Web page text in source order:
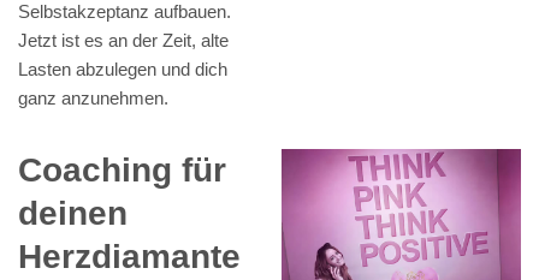
Selbstakzeptanz aufbauen.
Jetzt ist es an der Zeit, alte
Lasten abzulegen und dich
ganz anzunehmen.
Coaching für
deinen
Herzdiamante